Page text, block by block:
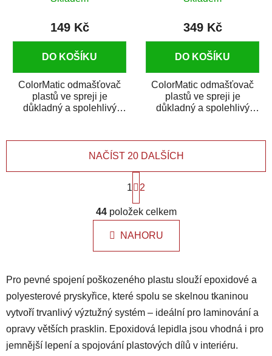
149 Kč
DO KOŠÍKU
ColorMatic odmašťovač
plastů ve spreji je
důkladný a spolehlivý
349 Kč
DO KOŠÍKU
ColorMatic odmašťovač
plastů ve spreji je
důkladný a spolehlivý
O
v
l
á
d
c
í
p
r
v
k
NAČÍST 20 DALŠÍCH
S
t
á
n
k
n
í
1 2
44položek celkem
NAHORU
Pro pevné spojení poškozeného plastu slouží epoxidové a
polyesterové pryskyřice, které spolu se skelnou tkaninou
vytvoří trvanlivý výztužný systém – ideální pro laminování a
opravy větších prasklin. Epoxidová lepidla jsou vhodná i pro
jemnější lepení a spojování plastových dílů v interiéru.